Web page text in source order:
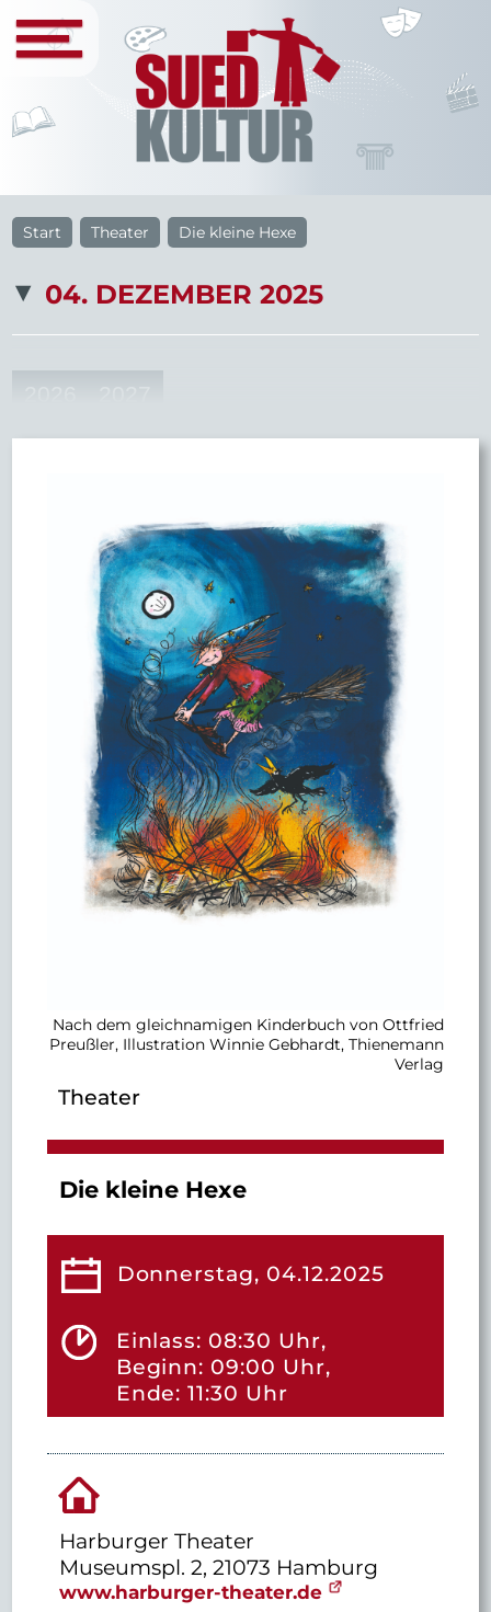
Start Theater Die kleine Hexe
04. DEZEMBER 2025
Nach dem gleichnamigen Kinderbuch von Ottfried
Preußler, Illustration Winnie Gebhardt, Thienemann
Verlag
Theater
Die kleine Hexe
Donnerstag, 04.12.2025
Einlass: 08:30 Uhr,
Beginn: 09:00 Uhr,
Ende: 11:30 Uhr
Harburger Theater
Museumspl. 2, 21073 Hamburg
www.harburger-theater.de